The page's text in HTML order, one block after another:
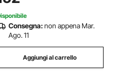
Materiale Frullato
Consegna:non appena Mar.
Ago. 11
Aggiungi al carrello